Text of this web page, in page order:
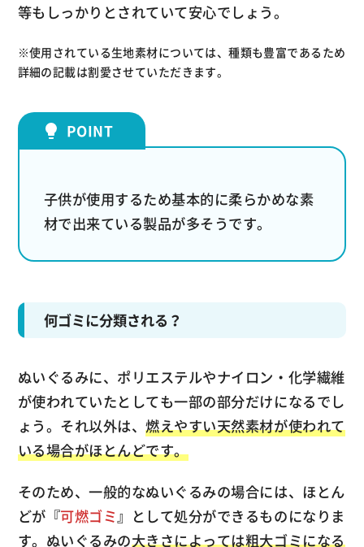
等もしっかりとされていて安心でしょう。
※使用されている生地素材については、種類も豊富であるため
詳細の記載は割愛させていただきます。
子供が使用するため基本的に柔らかめな素
材で出来ている製品が多そうです。
何ゴミに分類される？
ぬいぐるみに、ポリエステルやナイロン・ 化学繊維
が使われていたとしても一部の部分だけになるでし
ょう。それ以外は、燃えやすい天然素材が使われて
いる場合がほとんどです。
そのため、一般的なぬいぐるみの場合には、ほとん
どが『可燃ゴミ』として処分ができるものになりま
す。ぬいぐるみの大きさによっては粗大ゴミになる